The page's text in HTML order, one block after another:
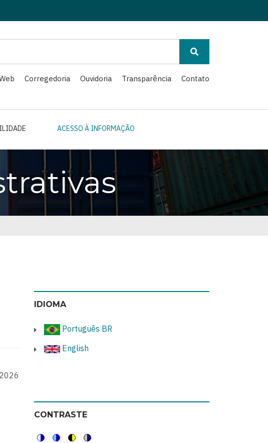
Corregedoria Ouvidoria Transparência Contato
ACESSO À INFORMAÇÃO
IDIOMA
Português BR
English
CONTRASTE